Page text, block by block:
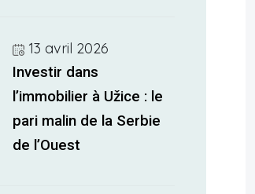
13 avril 2026
Investir dans
l’immobilier à Užice : le
pari malin de la Serbie
de l’Ouest